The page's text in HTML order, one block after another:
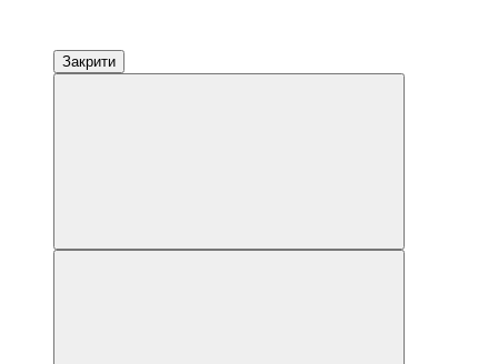
Закрити